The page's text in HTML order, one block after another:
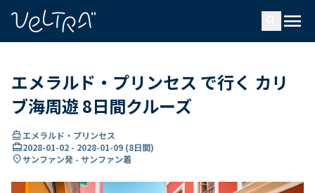
menu
エメラルド・プリンセス で行く カリ
ブ海周遊 8日間クルーズ
directions_boatエメラルド・プリンセス
card_travel2028-01-02 - 2028-01-09 (8日間)
location_onサンファン発 - サンファン着